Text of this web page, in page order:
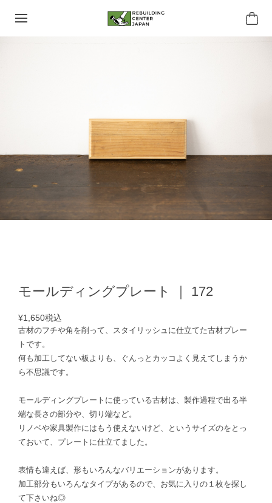
モールディングプレート ｜ 172
¥1,650税込
古材のフチや角を削って、スタイリッシュに仕立てた古材プレー
トです。
何も加工してない板よりも、ぐんっとカッコよく見えてしまうか
ら不思議です。
モールディングプレートに使っている古材は、製作過程で出る半
端な長さの部分や、切り端など。
リノベや家具製作にはもう使えないけど、というサイズのをとっ
ておいて、プレートに仕立てました。
表情も違えば、形もいろんなバリエーションがあります。
加工部分もいろんなタイプがあるので、お気に入りの１枚を探し
て下さいね◎